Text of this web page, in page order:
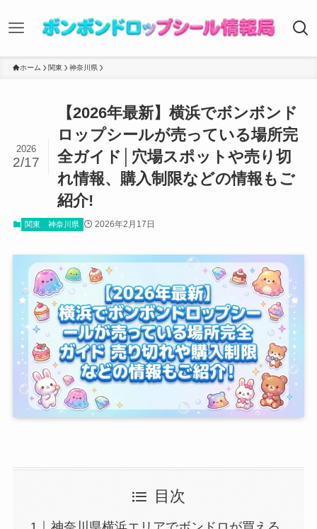
ホーム 関東 神奈川県
【2026年最新】横浜でボンボンド
ロップシールが売っている場所完
全ガイド│穴場スポットや売り切
れ情報、購入制限などの情報もご
紹介!
2026
2/17
関東 神奈川県 2026年2月17日
目次